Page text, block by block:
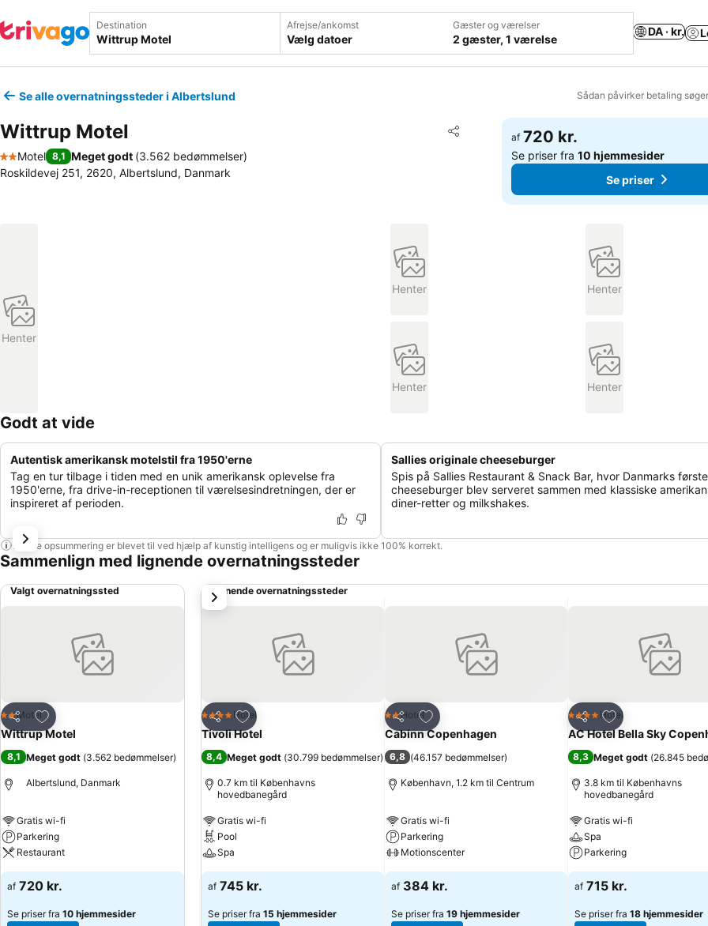
Destination Afrejse/ankomst
Vælg datoer
Gæster og værelser
2 gæster, 1 værelse
DA · kr.
Se alle overnatningssteder i Albertslund Sådan påvirker betaling
Wittrup Motel Del
Føj til favoritter
2 Stjerner
Motel 8,1 Meget godt (3.562 bedømmelser)
Roskildevej 251, 2620, Albertslund, Danmark
af 720 kr.
Se priser fra10 hjemmesider
Se priser
Henter
Henter Henter
Henter Henter
Godt at vide
Autentisk amerikansk motelstil fra 1950'erne
Tag en tur tilbage i tiden med en unik amerikansk oplevelse fra
1950'erne, fra drive-in-receptionen til værelsesindretningen, der er
inspireret af perioden.
Sallies originale cheeseburger
Spis på Sallies Restaurant & Snack Bar, hvor Danmarks første
cheeseburger blev serveret sammen med klassiske
diner-retter og milkshakes.
Denne opsummering er blevet til ved hjælp af kunstig intelligens og er muligvis ikke 100% korrekt.
Sammenlign med lignende overnatningssteder
Valgt overnatningssted
Del
Føj til favoritter
2 Stjerner
Motel
Wittrup Motel
8,1 Meget godt (3.562 bedømmelser)
Albertslund, Danmark
Gratis wi-fi
Parkering
Restaurant
af 720 kr.
Se priser fra 10 hjemmesider
Lignende overnatningssteder
Del
Føj til favoritter
4 StjernerHotel
Tivoli Hotel
8,4 Meget godt (30.799 bedømmelser)
0.7 km til Københavns
hovedbanegård
Gratis wi-fi
Pool
Spa
af 745 kr.
Se priser fra 15 hjemmesider
Del
Føj til favoritter
2 Stjerner
Hotel
Cabinn Copenhagen
6,8 (46.157 bedømmelser)
København, 1.2 km til Centrum
Gratis wi-fi
Parkering
Motionscenter
af 384 kr.
Se priser fra 19 hjemmesider
Del
Føj til favoritter
4 StjernerHotel
AC Hotel Bella Sky
8,3 Meget godt (26.845
3.8 km til Københavns
hovedbanegård
Gratis wi-fi
Spa
Parkering
af 715 kr.
Se priser fra 18 hjemmesider
næste